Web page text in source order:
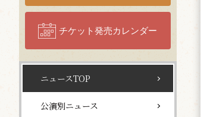
チケット発売カレンダー
ニュースTOP
公演別ニュース